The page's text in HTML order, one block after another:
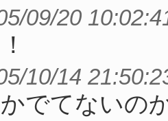
09/20
10/14
でてないの